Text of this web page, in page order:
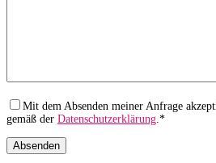
Mit dem Absenden meiner Anfrage
gemäß der Datenschutzerklärung .*